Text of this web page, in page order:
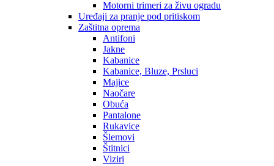
Motorni trimeri za živu ogradu
Uređaji za pranje pod pritiskom
Zaštitna oprema
Antifoni
Jakne
Kabanice
Kabanice, Bluze, Prsluci
Majice
Naočare
Obuća
Pantalone
Rukavice
Šlemovi
Štitnici
Viziri